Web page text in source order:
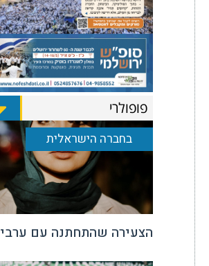
פופולרי
בחברה הישראלית
הצעירה שהתחתנה עם ערבי